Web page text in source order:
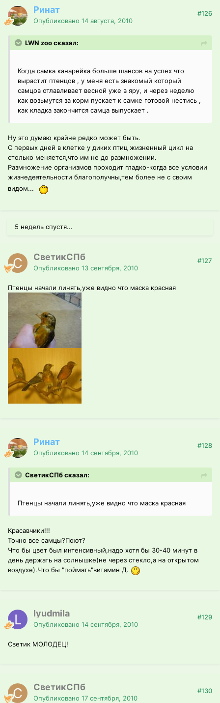
Ринат
Опубликовано 14 августа, 2010
#126
LWN zoo сказал:
Когда самка канарейка больше шансов на успех что
вырастит птенцов , у меня есть знакомый который
самцов отлавливает весной уже в яру, и через неделю
как возьмутся за корм пускает к самке готовой нестись ,
как кладка закончится самца выпускает .
Ну это думаю крайне редко может быть.
С первых дней в клетке у диких птиц жизненный цикл на
столько меняется,что им не до размножении.
Размножение организмов проходит гладко-когда все условии
жизнедеятельности благополучны,тем более не с своим
видом...
5 недель спустя...
СветикСПб
Опубликовано 13 сентября, 2010
#127
Птенцы начали линять,уже видно что маска красная
Ринат
Опубликовано 14 сентября, 2010
#128
СветикСПб сказал:
Птенцы начали линять,уже видно что маска красная
Красавчики!!!
Точно все самцы?Поют?
Что бы цвет был интенсивный,надо хотя бы 30-40 минут в
день держать на солнышке(не через стекло,а на открытом
воздухе).Что бы "поймать"витамин Д.
lyudmila
Опубликовано 14 сентября, 2010
#129
Светик МОЛОДЕЦ!
СветикСПб
Опубликовано 17 сентября, 2010
#130